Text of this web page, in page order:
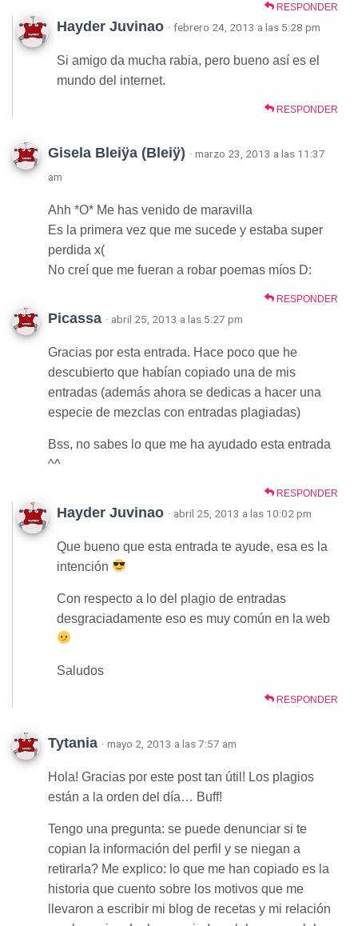
RESPONDER
Hayder Juvinao · febrero 24, 2013 a las 5:28 pm
Si amigo da mucha rabia, pero bueno así es el
mundo del internet.
RESPONDER
Gisela Bleiÿa (Bleiÿ) · marzo 23, 2013 a las 11:37
am
Ahh *O* Me has venido de maravilla
Es la primera vez que me sucede y estaba super
perdida x(
No creí que me fueran a robar poemas míos D:
RESPONDER
Picassa · abril 25, 2013 a las 5:27 pm
Gracias por esta entrada. Hace poco que he
descubierto que habían copiado una de mis
entradas (además ahora se dedicas a hacer una
especie de mezclas con entradas plagiadas)
Bss, no sabes lo que me ha ayudado esta entrada
^^
RESPONDER
Hayder Juvinao · abril 25, 2013 a las 10:02 pm
Que bueno que esta entrada te ayude, esa es la
intención
Con respecto a lo del plagio de entradas
desgraciadamente eso es muy común en la web
Saludos
RESPONDER
Tytania · mayo 2, 2013 a las 7:57 am
Hola! Gracias por este post tan útil! Los plagios
están a la orden del día… Buff!
Tengo una pregunta: se puede denunciar si te
copian la información del perfil y se niegan a
retirarla? Me explico: lo que me han copiado es la
historia que cuento sobre los motivos que me
llevaron a escribir mi blog de recetas y mi relación